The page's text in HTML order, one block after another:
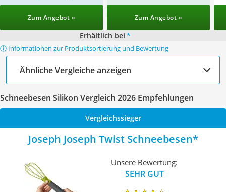
Zum Angebot » Zum Angebot »
Erhältlich bei *
ⓘ Informationen zur Produktsortierung und Bewertung
Ähnliche Vergleiche anzeigen
Schneebesen Silikon Vergleich 2026 Empfehlungen
Vergleichssieger
Joseph Joseph Twist Schneebesen
Unsere Bewertung:
SEHR GUT